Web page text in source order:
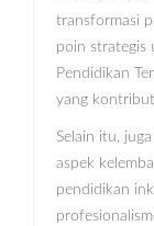
transformasi
poin strategis
Pendidikan
yang
Selain itu,
aspek
pendidikan